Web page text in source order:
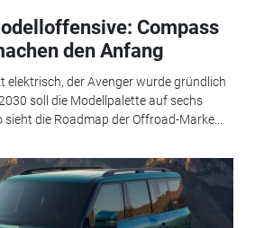
Compass
den Anfang
elektrisch, der Avenger wurde gründlich
soll die Modellpalette auf sechs
die Roadmap der Offroad-Marke...